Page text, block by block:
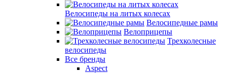
Велосипеды на литых колесах
Велосипедные рамы
Велоприцепы
Трехколесные
велосипеды
Все бренды
Aspect